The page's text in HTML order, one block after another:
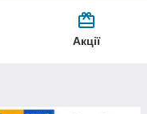
Акції